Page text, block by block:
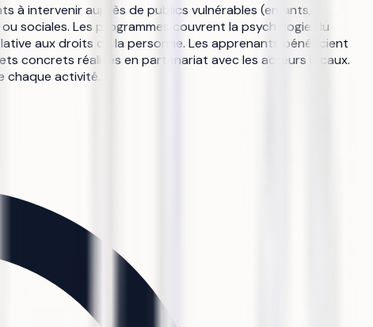
à intervenir auprès de publics vulnérables (enfants,
sociales. Les programmes couvrent la psychologie du
aux droits de la personne. Les apprenants bénéficient
concrets réalisés en partenariat avec les acteurs locaux.
chaque activité.